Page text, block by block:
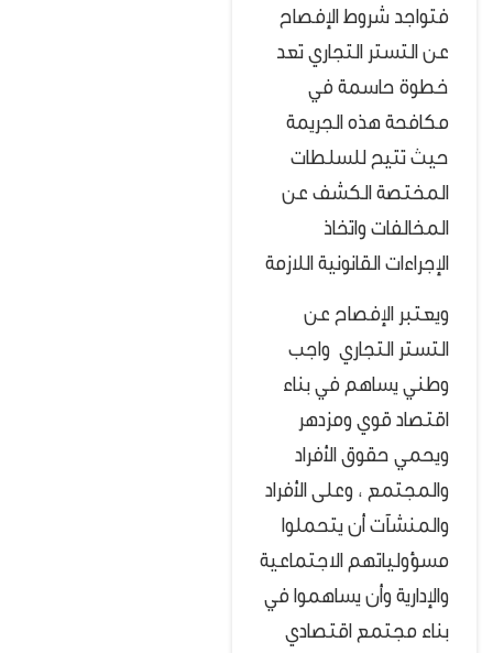
فتواجد شروط الإفصاح
عن التستر التجاري تعد
خطوة حاسمة في
مكافحة هذه الجريمة
حيث تتيح للسلطات
المختصة الكشف عن
المخالفات واتخاذ
الإجراءات القانونية اللازمة
ويعتبر الإفصاح عن
التستر التجاري واجب
وطني يساهم في بناء
اقتصاد قوي ومزدهر
ويحمي حقوق الأفراد
والمجتمع ، وعلى الأفراد
والمنشآت أن يتحملوا
مسؤولياتهم الاجتماعية
والإدارية وأن يساهموا في
بناء مجتمع اقتصادي